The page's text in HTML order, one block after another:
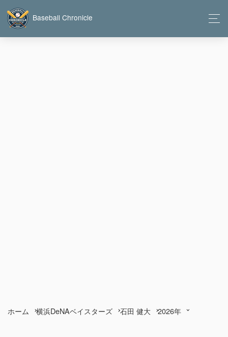
Baseball Chronicle
ホーム 横浜DeNAベイスターズ 石田 健大 2026年